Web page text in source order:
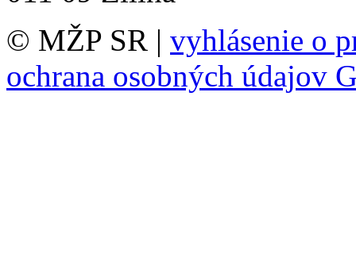
© MŽP SR | vyhlásenie o
ochrana osobných údajov